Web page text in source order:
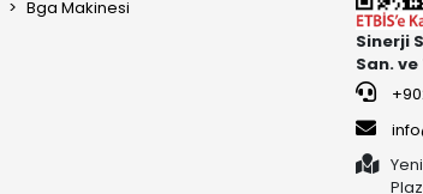
Bga Makinesi
Sinerji
San.